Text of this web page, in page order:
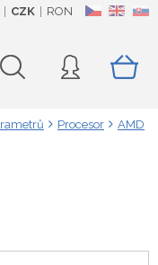
CZ EN SK
CZK RON
Procesor
AMD